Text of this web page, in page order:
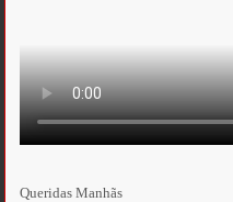
Queridas Manhãs